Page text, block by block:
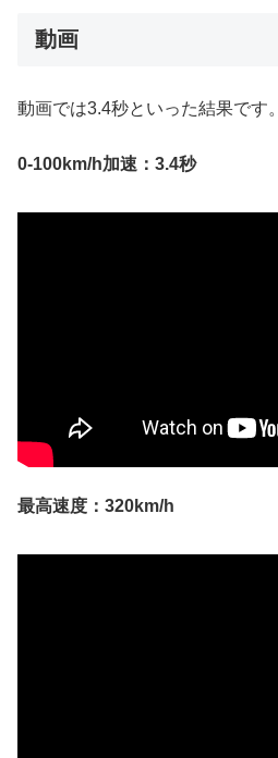
動画
動画では3.4秒といった結果です。
0-100km/h加速：3.4秒
最高速度：320km/h